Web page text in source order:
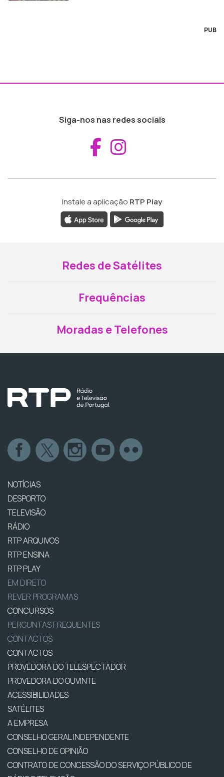
PUB
Siga-nos nas redes sociais
Aceder ao
Instale a aplicação RTP Play
Redes de Satélites
Frequências
Moradas e Telefones
NOTÍCIAS
DESPORTO
TELEVISÃO
RÁDIO
RTP ARQUIVOS
RTP ENSINA
RTP PLAY
EM DIRETO
REVER PROGRAMAS
CONCURSOS
PERGUNTAS FREQUENTES
CONTACTOS
CONTACTOS
PROVEDORA DO TELESPECTADOR
PROVEDORA DO OUVINTE
ACESSIBILIDADES
SATÉLITES
A EMPRESA
CONSELHO GERAL INDEPENDENTE
CONSELHO DE OPINIÃO
CONTRATO DE CONCESSÃO DO SERVIÇO PÚBLICO DE